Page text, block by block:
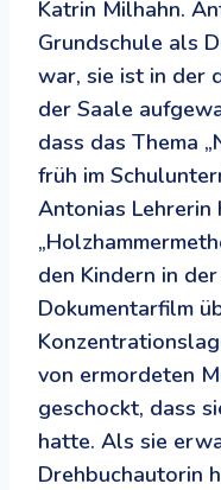
Katrin Milhahn.
Grundschule als
war, sie ist in der
der Saale
dass das Thema
früh im
Antonias Lehrerin
den Kindern in
Dokumentarfilm
von ermordeten
geschockt, dass
hatte. Als sie
Drehbuchautorin